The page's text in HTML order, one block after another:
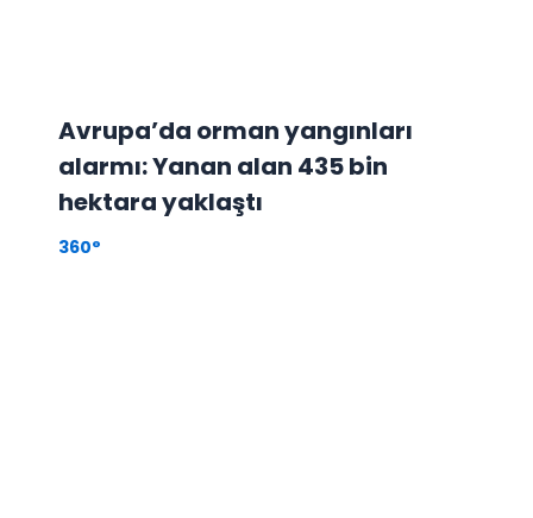
Avrupa’da orman yangınları
alarmı: Yanan alan 435 bin
hektara yaklaştı
360°